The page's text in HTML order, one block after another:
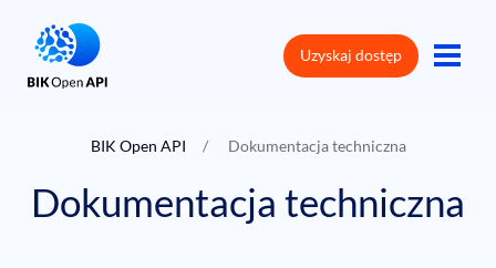
Cennik
Uzyskaj dostęp
BIK Open API Dokumentacja techniczna
Dokumentacja techniczna